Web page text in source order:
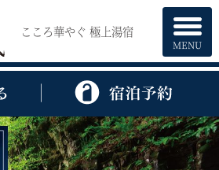
こころ華やぐ 極上湯宿
MENU